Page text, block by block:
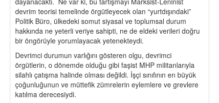
devrim teorisi temelinde örgütleyecek olan “yurtdışındaki”
Politik Büro, ülkedeki somut siyasal ve toplumsal durum
hakkında ne yeterli veriye sahipti, ne de eldeki verileri doğru
bir öngörüyle yorumlayacak yetenekteydi.
Devrimci durumun varlığını gösteren olgu, devrimci
örgütlerin, o dönemde olduğu gibi faşist MHP militanlarıyla
silahlı çatışma halinde olması değildi. İşçi sınıfının en büyük
çoğunluğunun ve müttefik zümrelerin eylemlere ve grevlere
katılma derecesiydi.